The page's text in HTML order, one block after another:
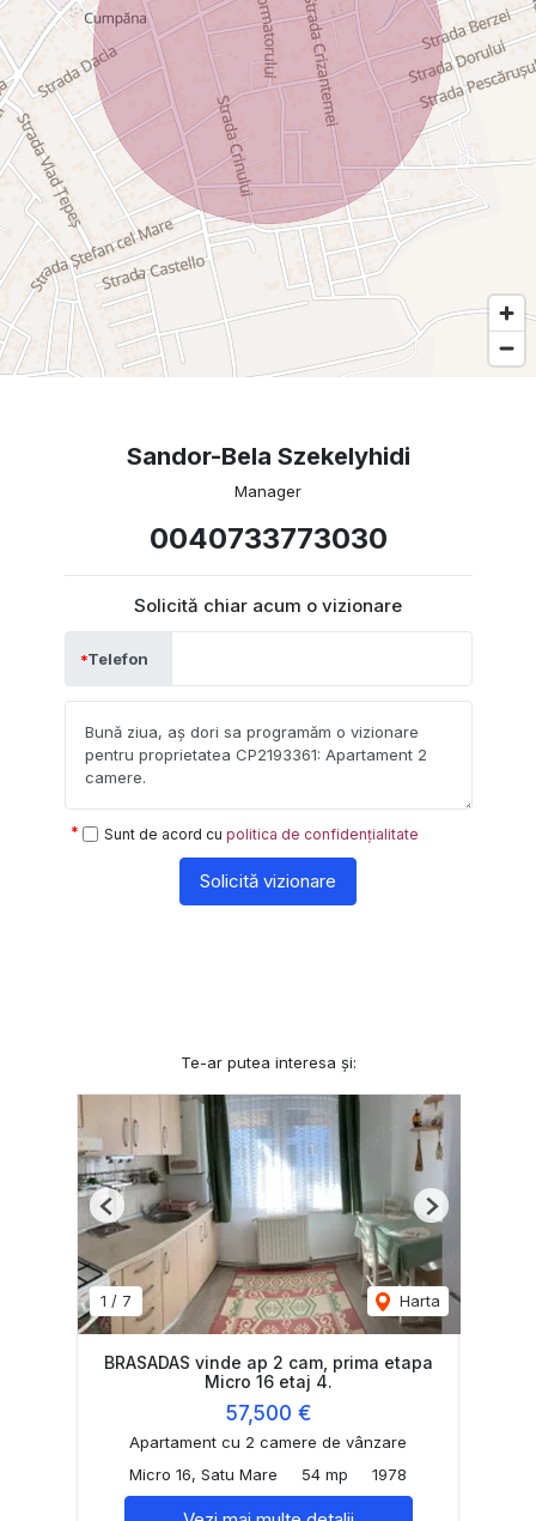
Sandor-Bela Szekelyhidi
Manager
0040733773030
Solicită chiar acum o vizionare
Telefon
Sunt de acord cu politica de confidențialitate
Solicită vizionare
Te-ar putea interesa și:
1 / 7 Harta
Previous Next
BRASADAS vinde ap 2 cam, prima etapa
Micro 16 etaj 4.
57,500 €
Apartament cu 2 camere de vânzare
Micro 16, Satu Mare
54 mp 1978